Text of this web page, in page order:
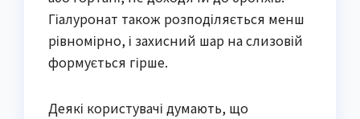
Гіалуронат також розподіляється менш
рівномірно, і захисний шар на слизовій
формується гірше.
Деякі користувачі думають, що